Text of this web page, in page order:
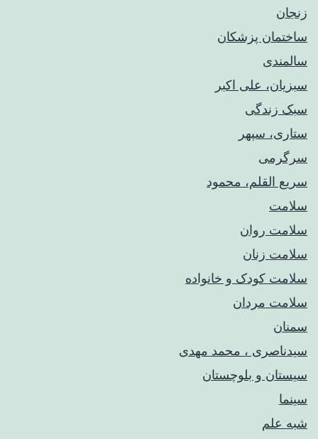
زنجان
ساختمان پزشکان
سالمندی
سبزیان، علی اکبر
سبک زندگی
ستاری، سپهر
سرگرمی
سریع القلم، محمود
سلامت
سلامت روان
سلامت زنان
سلامت کودک‌ و خانواده
سلامت مردان
سمنان
سیدناصری ، محمد مهدی
سیستان و بلوچستان
سینما
شبه علم